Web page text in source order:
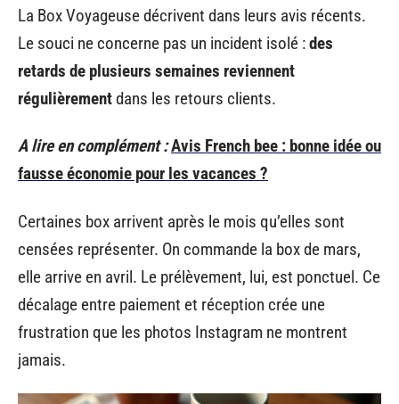
La Box Voyageuse décrivent dans leurs avis récents.
Le souci ne concerne pas un incident isolé :des
retards de plusieurs semaines reviennent
régulièrementdans les retours clients.
A lire en complément :Avis French bee : bonne idée ou
fausse économie pour les vacances ?
Certaines box arrivent après le mois qu’elles sont
censées représenter. On commande la box de mars,
elle arrive en avril. Le prélèvement, lui, est ponctuel. Ce
décalage entre paiement et réception crée une
frustration que les photos Instagram ne montrent
jamais.